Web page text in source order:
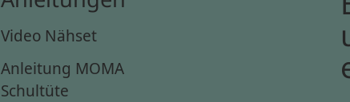
Video Nähset
Anleitung MOMA
Schultüte